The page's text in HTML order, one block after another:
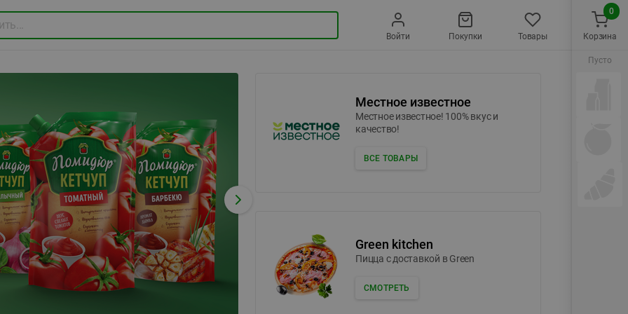
Войти Покупки Товары
Местное известное
Местное известное! 100% вкус и
качество!
ВСЕ ТОВАРЫ
Green kitchen
Пицца c доставкой в Green
СМОТРЕТЬ
Корзина
0
Пусто